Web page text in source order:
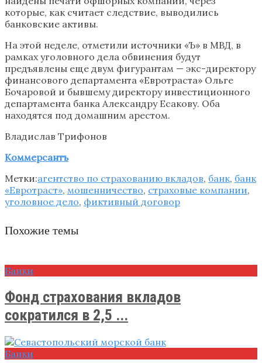
которые, как считает следствие, выводились
банковские активы.
На этой неделе, отметили источники «Ъ» в МВД, в
рамках уголовного дела обвинения будут
предъявлены еще двум фигурантам — экс-директору
финансового департамента «Евротраста» Ольге
Бочаровой и бывшему директору инвестиционного
департамента банка Александру Есакову. Оба
находятся под домашним арестом.
Владислав Трифонов
Коммерсантъ
Метки:агентство по страхованию вкладов, банк, банк
«Евротраст», мошенничество, страховые компании,
уголовное дело, фиктивный договор
Похожие темы
Банки
Фонд страхования вкладов
сократился в 2,5 ...
Банки